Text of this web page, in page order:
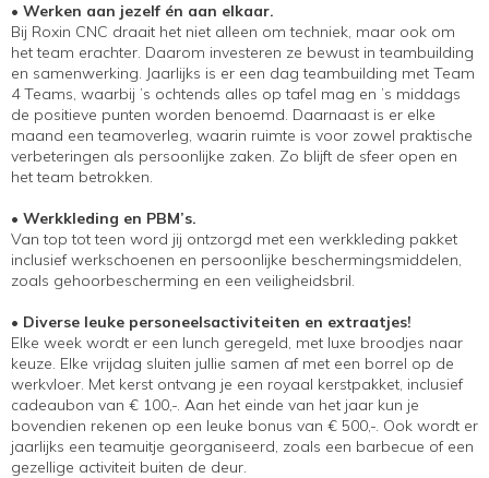
• Werken aan jezelf én aan elkaar.
Bij Roxin CNC draait het niet alleen om techniek, maar ook om
het team erachter. Daarom investeren ze bewust in teambuilding
en samenwerking. Jaarlijks is er een dag teambuilding met Team
4 Teams, waarbij ’s ochtends alles op tafel mag en ’s middags
de positieve punten worden benoemd. Daarnaast is er elke
maand een teamoverleg, waarin ruimte is voor zowel praktische
verbeteringen als persoonlijke zaken. Zo blijft de sfeer open en
het team betrokken.
• Werkkleding en PBM’s.
Van top tot teen word jij ontzorgd met een werkkleding pakket
inclusief werkschoenen en persoonlijke beschermingsmiddelen,
zoals gehoorbescherming en een veiligheidsbril.
• Diverse leuke personeelsactiviteiten en extraatjes!
Elke week wordt er een lunch geregeld, met luxe broodjes naar
keuze. Elke vrijdag sluiten jullie samen af met een borrel op de
werkvloer. Met kerst ontvang je een royaal kerstpakket, inclusief
cadeaubon van € 100,-. Aan het einde van het jaar kun je
bovendien rekenen op een leuke bonus van € 500,-. Ook wordt er
jaarlijks een teamuitje georganiseerd, zoals een barbecue of een
gezellige activiteit buiten de deur.